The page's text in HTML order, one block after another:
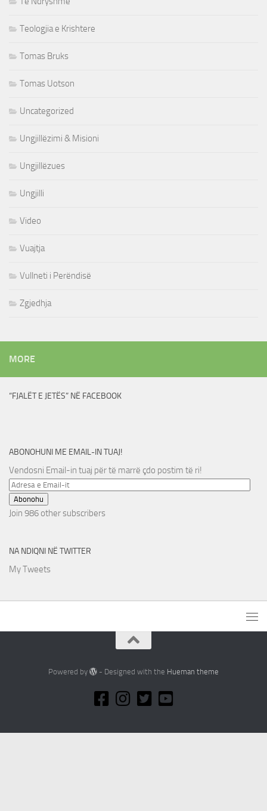
Teologjia e Krishtere
Tomas Bruks
Tomas Uotson
Uncategorized
Ungjillëzimi & Misioni
Ungjillëzues
Ungjilli
Video
Vuajtja
Vullneti i Perëndisë
Zgjedhja
MORE
“FJALËT E JETËS” NË FACEBOOK
ABONOHUNI ME EMAIL-IN TUAJ!
Vendosni Email-in tuaj për të marrë çdo postim të ri!
Adresa
e
Email-
Abonohu
Join 986 other subscribers
NA NDIQNI NË TWITTER
My Tweets
Powered by - Designed with the Hueman theme